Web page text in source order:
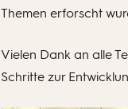
Themen erforscht
Vielen Dank an alle
Schritte zur